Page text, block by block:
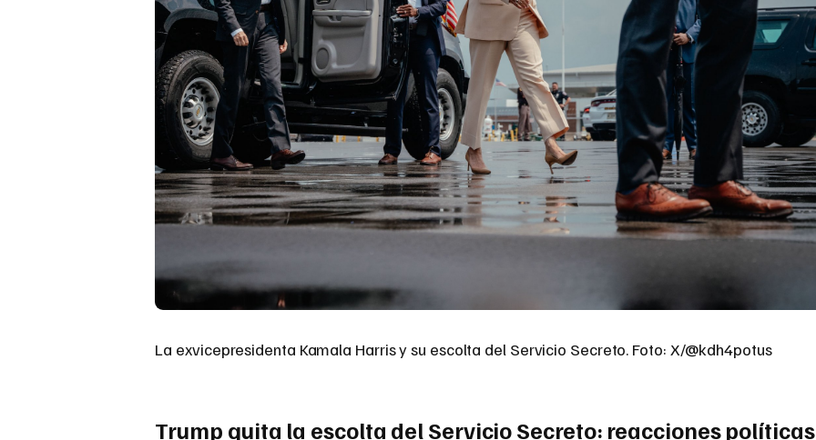
La exvicepresidenta Kamala Harris y su escolta del Servicio Secreto. Foto: X/@kdh4potus
Trump quita la escolta del Servicio Secreto: reacciones políticas